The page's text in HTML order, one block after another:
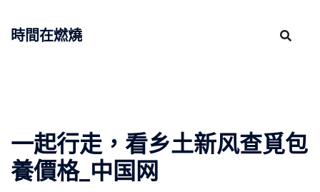
時間在燃燒
一起行走，看乡土新风查覓包
養價格_中国网